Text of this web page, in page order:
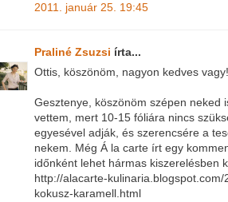
2011. január 25. 19:45
Praliné Zsuzsi írta...
Ottis, köszönöm, nagyon kedves vagy!
Gesztenye, köszönöm szépen neked
vettem, mert 10-15 fóliára nincs
egyesével adják, és szerencsére a
nekem. Még Á la carte írt egy
időnként lehet hármas kiszerelésben
http://alacarte-
kokusz-karamell.html